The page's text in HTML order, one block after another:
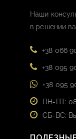
Наши
в решении
+38 066
+38 095
+38 095
ПН-ПТ:
СБ-ВС: